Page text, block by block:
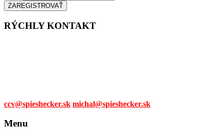
RÝCHLY KONTAKT
ccv@spieshecker.sk michal@spieshecker.sk
Menu